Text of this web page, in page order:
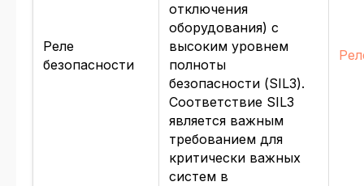
Реле
безопасности
отключения
оборудования) с
высоким уровнем
полноты
безопасности (SIL3).
Соответствие SIL3
является важным
требованием для
критически важных
систем в